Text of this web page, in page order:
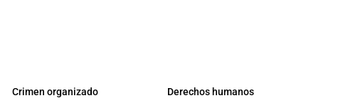
Crimen organizado Derechos humanos